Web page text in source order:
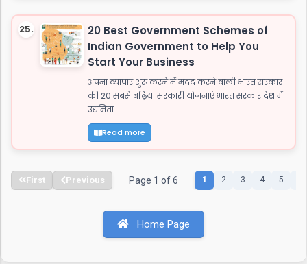
25.
20 Best Government Schemes of
Indian Government to Help You
Start Your Business
अपना व्यापार शुरू करने में मदद करने वाली भारत सरकार
की 20 सबसे बढ़िया सरकारी योजनाएं भारत सरकार देश में
उद्यमिता...
Read more
First Previous Page 1 of 6 1 2 3 4 5
Home Page